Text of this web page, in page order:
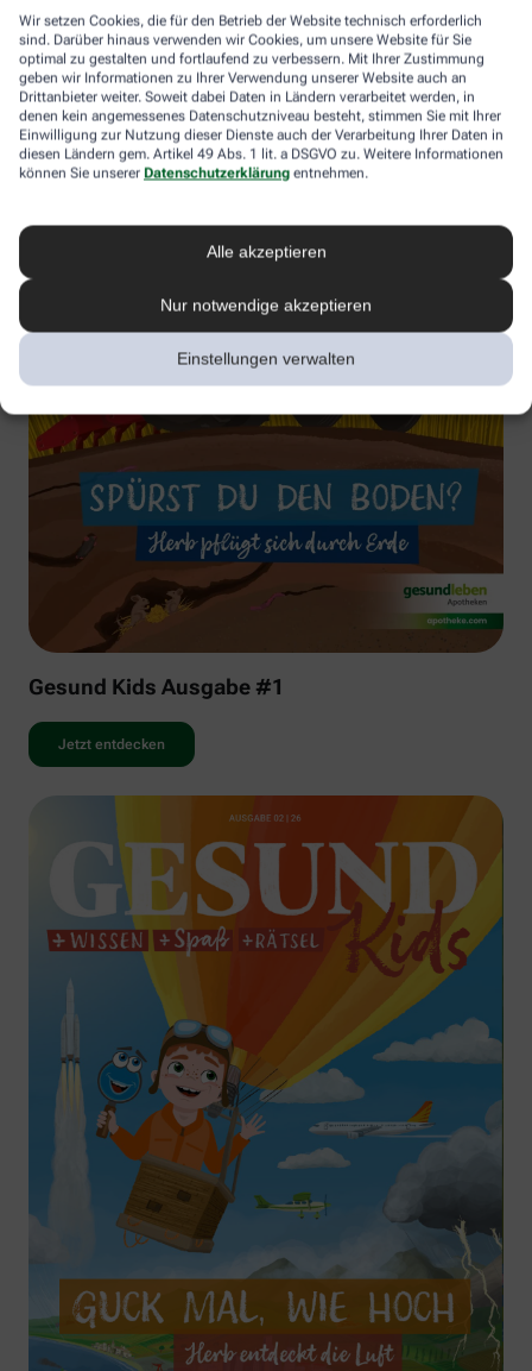
Wir setzen Cookies, die für den Betrieb der Website technisch erforderlich
sind. Darüber hinaus verwenden wir Cookies, um unsere Website für Sie
optimal zu gestalten und fortlaufend zu verbessern. Mit Ihrer Zustimmung
geben wir Informationen zu Ihrer Verwendung unserer Website auch an
Drittanbieter weiter. Soweit dabei Daten in Ländern verarbeitet werden, in
denen kein angemessenes Datenschutzniveau besteht, stimmen Sie mit Ihrer
Einwilligung zur Nutzung dieser Dienste auch der Verarbeitung Ihrer Daten in
diesen Ländern gem. Artikel 49 Abs. 1 lit. a DSGVO zu. Weitere Informationen
können Sie unserer Datenschutzerklärung entnehmen.
Alle akzeptieren
Nur notwendige akzeptieren
Einstellungen verwalten
Gesund Kids Ausgabe #1
Jetzt entdecken